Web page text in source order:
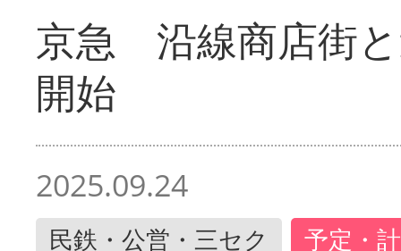
京急 沿線商店街
開始
2025.09.24
民鉄・公営・三セク 予定・